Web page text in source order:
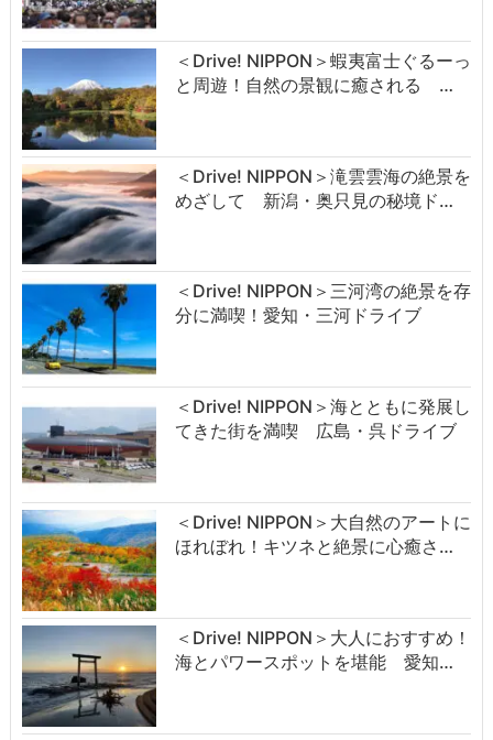
＜Drive! NIPPON＞蝦夷富士ぐるーっ
と周遊！自然の景観に癒される …
＜Drive! NIPPON＞滝雲雲海の絶景を
めざして 新潟・奥只見の秘境ド…
＜Drive! NIPPON＞三河湾の絶景を存
分に満喫！愛知・三河ドライブ
＜Drive! NIPPON＞海とともに発展し
てきた街を満喫 広島・呉ドライブ
＜Drive! NIPPON＞大自然のアートに
ほれぼれ！キツネと絶景に心癒さ…
＜Drive! NIPPON＞大人におすすめ！
海とパワースポットを堪能 愛知…